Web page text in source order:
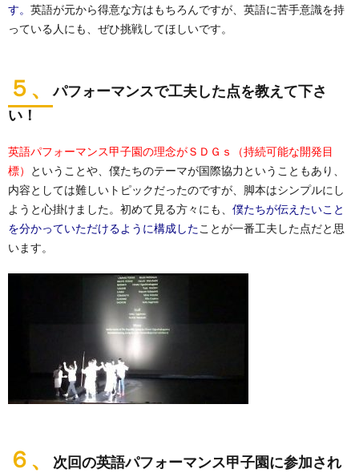
す。 英語が元から得意な方はもちろんですが、英語に苦手意識を持
っている人にも、ぜひ挑戦してほしいです。
５、
パフォーマンスで工夫した点を教えて下さ
い！
英語パフォーマンス甲子園の理念がＳＤＧｓ（持続可能な開発目
標）
ということや、僕たちのテーマが国際協力ということもあり、
内容としては難しいトピックだったのですが、脚本はシンプルにし
ようと心掛けました。初めて見る方々にも、 僕たちが伝えたいこと
を分かっていただけるように構成したことが一番工夫した点だと思
います。
６、
次回の英語パフォーマンス甲子園に参加され